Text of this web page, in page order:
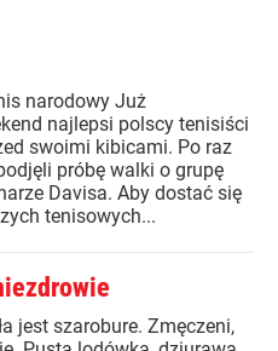
narodowy Już
najlepsi polscy tenisiści
swoimi kibicami. Po raz
próbę walki o grupę
Davisa. Aby dostać się
tenisowych...
jest szarobure. Zmęczeni,